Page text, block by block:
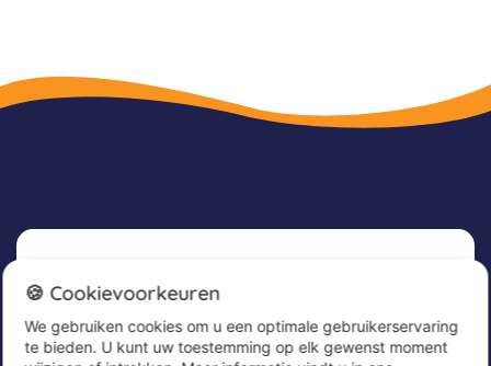
Nieuwsbrief
Meld u nu aan voor onze nieuwsbrief om
geweldige aanbiedingen te ontvangen en op de
🍪 Cookievoorkeuren
We gebruiken cookies om u een optimale gebruikerservaring
te bieden. U kunt uw toestemming op elk gewenst moment